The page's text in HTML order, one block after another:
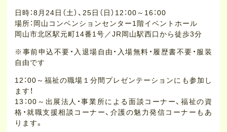
日時：8月24日（土）、25日（日）12：00～16：00
場所：岡山コンベンションセンター1階イベントホール
岡山市北区駅元町14番1号／JR岡山駅西口から徒歩3分
※事前申込不要・入退場自由・入場無料・履歴書不要・服装
自由です
12：00～福祉の職場１分間プレゼンテーションにも参加し
ます！
13：00～出展法人・事業所による面談コーナー、福祉の資
格・就職支援相談コーナー、介護の魅力発信コーナーもあ
ります。